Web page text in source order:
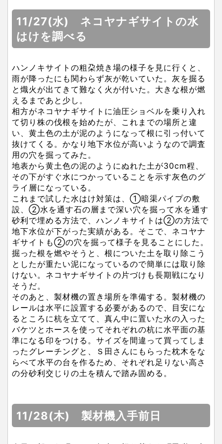
11/27(水) ネコヤナギサイトの水
はけを調べる
ハンノキサイトの粗朶焼き場の様子を見に行くと、
雨が降ったにも関わらず灰が乾いていた。灰を掘る
と熾火が出てきて難なく火が付いた。大きな根が燃
えるまであと少し。
相方がネコヤナギサイトに油圧ショベルを乗り入れ
て切り株の伐根を始めたが、これまでの場所と違
い、黄土色の土が泥のようになって根に引っ付いて
抜けてくる。かなり地下水位が高いようなので調査
用の穴を掘ってみた。
地表から黄土色の泥のようにぬれた土が30cm程、
その下がすぐ水につかっていることを示す灰色のグ
ライ層になっている。
これまで試した水はけ対策は、①暗渠パイプの敷
設、②水を通す石の層まで深い穴を掘って水を通す
砂利で埋める方法で、ハンノキサイトは②の方法で
地下水位が下がった実績がある。そこで、ネコヤナ
ギサイトも②の穴を掘って様子を見ることにした。
掘った根を燃やそうと、根についた土を取り除こう
としたが重たい泥になっているので簡単には取り除
けない。ネコヤナギサイトの片づけも長期戦になり
そうだ。
そのあと、製材機の置き場所を準備する。製材機の
レールは水平に設置する必要があるので、目安にな
るところに杭を立てて、真ん中に置いた水の入った
バケツとホースを使ってそれぞれの杭に水平面の基
準になる印をつける。サイズを間違って買ってしま
ったグレーチングと、Ｓ田さんにもらった枕木をな
らべて水平の台を作るため、それぞれ足りない高さ
の分砂利交じりの土を積んで踏み固める。
11/28(木) 製材機入手前日